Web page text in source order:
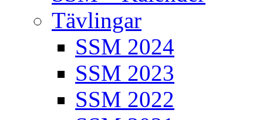
Tävlingar
SSM 2024
SSM 2023
SSM 2022